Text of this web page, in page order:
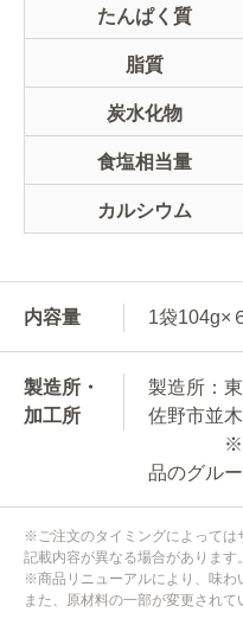
たんぱく質
脂質
炭水化物
食塩相当量
カルシウム
内容量 1袋104g×
製造所・
加工所
製造所：
佐野市並
※東京
品のグル
※ご注文のタイミングによっては
記載内容が異なる場合があります。
※商品リニューアルにより、味わ
また、原材料の一部が変更されて